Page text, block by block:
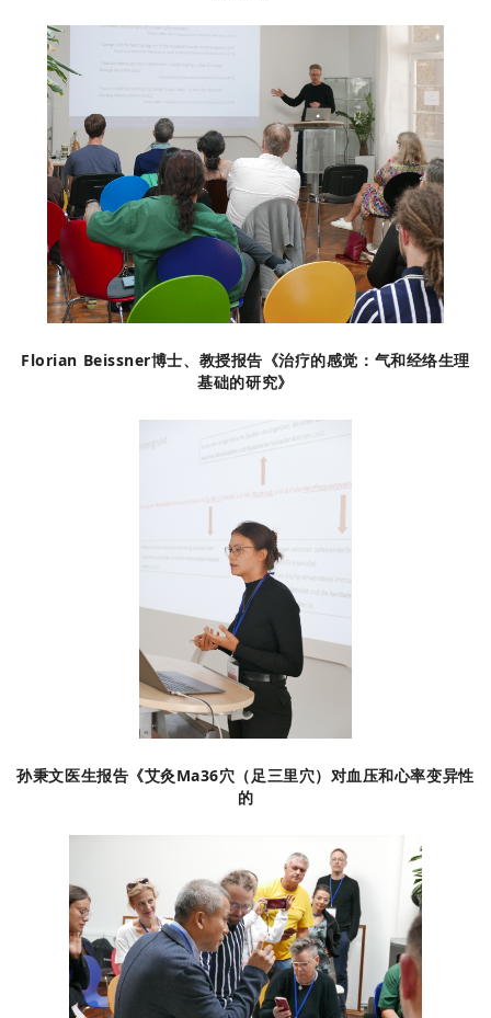
Florian Beissner博士、教授报告《治疗的感觉：气和经络生理
基础的研究》
孙秉文医生报告《艾灸Ma36穴（足三里穴）对血压和心率变异性
的